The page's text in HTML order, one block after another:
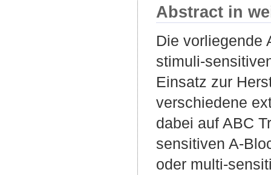
Abstract in
Die vorliegende
stimuli-
Einsatz zur
verschiedene
dabei auf ABC
sensitiven A-
oder multi-